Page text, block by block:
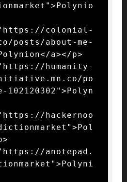
colonial-
posts/about-me-
a></p>
humanity-
po
102120302">Polyn
hackernoo
anotepad.